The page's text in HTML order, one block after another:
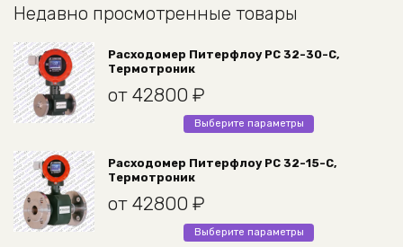
на
товара.
Недавно просмотренные товары
Расходомер Питерфлоу РС 32-30-С,
Термотроник
от 42800 ₽
Выберите параметры
Этот
имеет
можно
Расходомер Питерфлоу РС 32-15-С,
Термотроник
от 42800 ₽
Выберите параметры
Этот